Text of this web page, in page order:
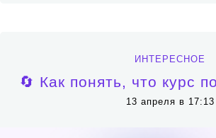
ИНТЕРЕСНОЕ
🔄 Как понять, что курс
13 апреля в 17:13